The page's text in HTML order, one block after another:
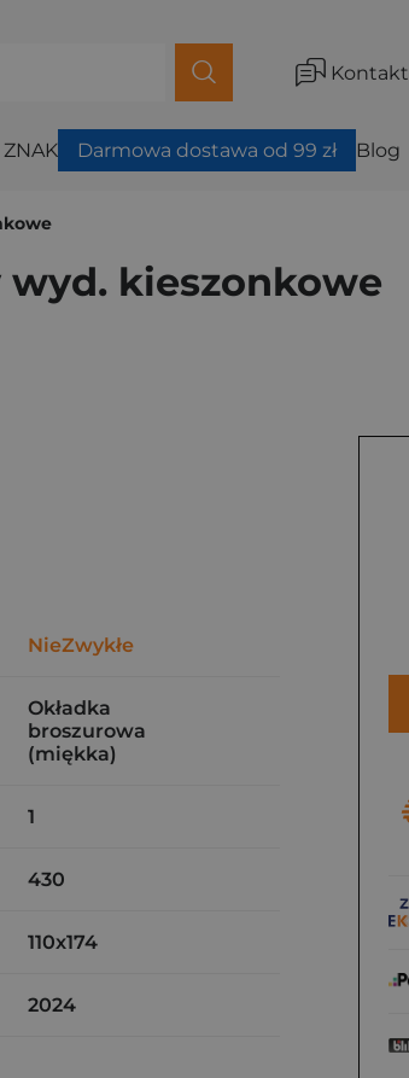
Kontakt
Darmowa dostawa od 99 zł Blog
wyd. kieszonkowe
NieZwykłe
Okładka
broszurowa
(miękka)
1
430
110x174
2024